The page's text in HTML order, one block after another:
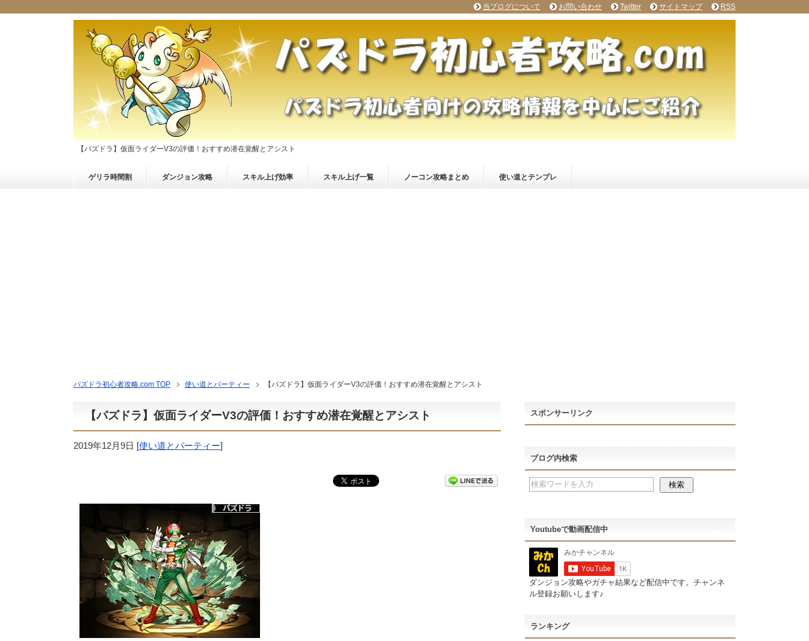
【パズドラ】仮面ライダーV3の評価！おすすめ潜在覚醒とアシスト
ゲリラ時間割 ダンジョン攻略 スキル上げ効率 スキル上げ一覧 ノーコン攻略まとめ 使い道とテンプレ
パズドラ初心者攻略.com TOP 使い道とパーティー 【パズドラ】仮面ライダーV3の評価！おすすめ潜在覚醒とアシスト
【パズドラ】仮面ライダーV3の評価！おすすめ潜在覚醒とアシスト
2019年12月9日 [使い道とパーティー]
スポンサーリンク
ブログ内検索
Youtubeで動画配信中
ダンジョン攻略やガチャ結果など配信中です。チャンネ
ル登録お願いします♪
ランキング
当ブログについて お問い合わせ Twitter サイトマップ RSS